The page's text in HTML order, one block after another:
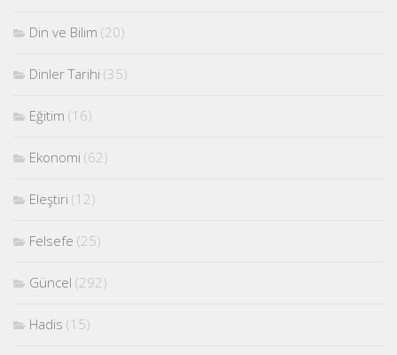
Din ve Bilim (20)
Dinler Tarihi (35)
Eğitim (16)
Ekonomi (62)
Eleştiri (12)
Felsefe (25)
Güncel (292)
Hadis (15)